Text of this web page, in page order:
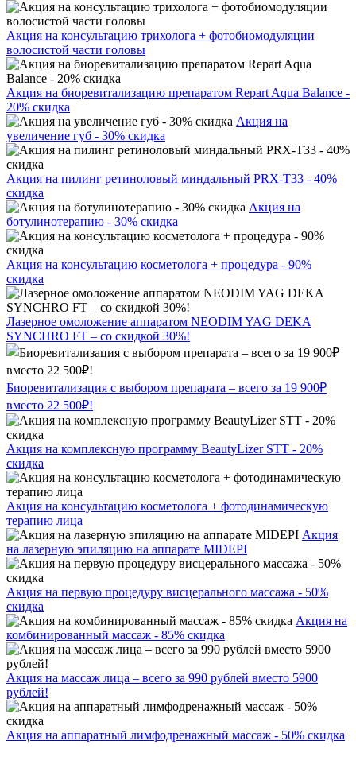
Акция на консультацию трихолога + фотобиомодуляции
волосистой части головы
Акция на биоревитализацию препаратом Repart Aqua Balance -
20% скидка
Акция на
увеличение губ - 30% скидка
Акция на пилинг ретиноловый миндальный PRX-T33 - 40%
скидка
Акция на
ботулинотерапию - 30% скидка
Акция на консультацию косметолога + процедура - 90%
скидка
Лазерное омоложение аппаратом NEODIM YAG DEKA
SYNCHRO FT – со скидкой 30%!
Биоревитализация с выбором препарата – всего за 19 900₽
вместо 22 500₽!
Акция на комплексную программу BeautyLizer STT - 20%
скидка
Акция на консультацию косметолога + фотодинамическую
терапию лица
Акция
на лазерную эпиляцию на аппарате MIDEPI
Акция на первую процедуру висцерального массажа - 50%
скидка
Акция на
комбинированный массаж - 85% скидка
Акция на массаж лица – всего за 990 рублей вместо 5900
рублей!
Акция на аппаратный лимфодренажный массаж - 50% скидка